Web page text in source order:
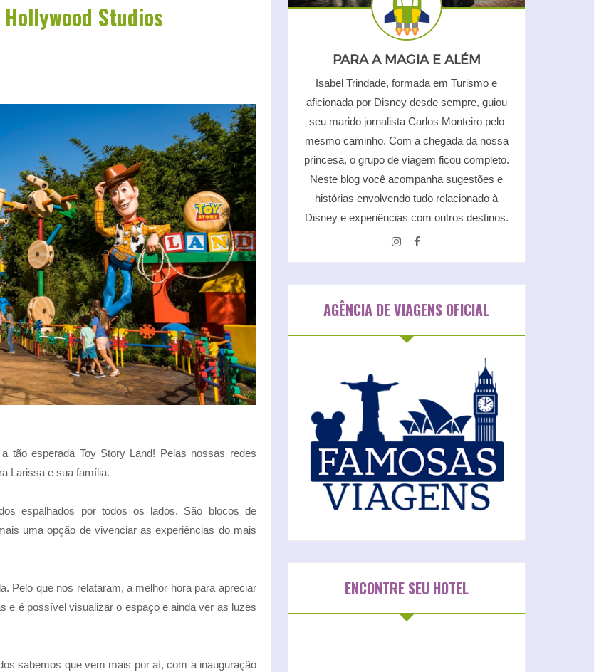
Studios
tão esperada Toy Story Land! Pelas nossas redes
Larissa e sua família.
espalhados por todos os lados. São blocos de
uma opção de vivenciar as experiências do mais
Pelo que nos relataram, a melhor hora para apreciar
e é possível visualizar o espaço e ainda ver as luzes
sabemos que vem mais por aí, com a inauguração
PARA A MAGIA E ALÉM
Isabel Trindade, formada em Turismo e
aficionada por Disney desde sempre, guiou
seu marido jornalista Carlos Monteiro pelo
mesmo caminho. Com a chegada da nossa
princesa, o grupo de viagem ficou completo.
Neste blog você acompanha sugestões e
histórias envolvendo tudo relacionado à
Disney e experiências com outros destinos.
AGÊNCIA DE VIAGENS OFICIAL
ENCONTRE SEU HOTEL